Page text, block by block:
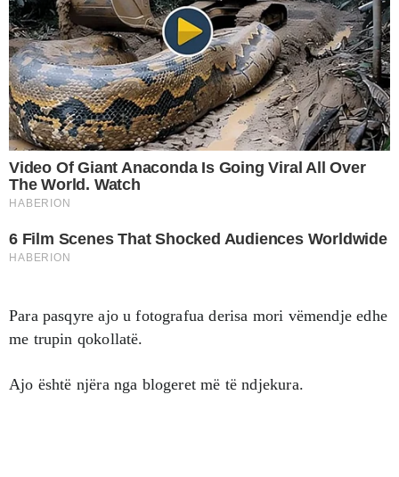
Para pasqyre ajo u fotografua derisa mori vëmendje edhe
me trupin qokollatë.
Ajo është njëra nga blogeret më të ndjekura.